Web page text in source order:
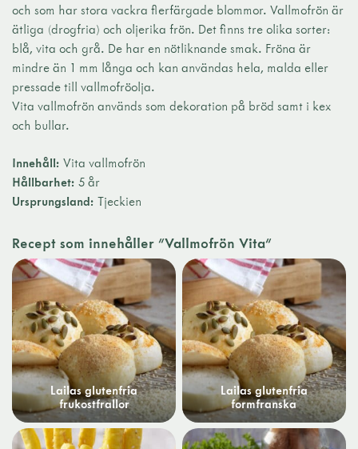
och som har stora vackra flerfärgade blommor. Vallmofrön är
ätliga (drogfria) och oljerika frön. Det finns tre olika sorter:
blå, vita och grå. De har en nötliknande smak. Fröna är
mindre än 1 mm långa och kan användas hela, malda eller
pressade till vallmofröolja.
Vita vallmofrön används som dekoration på bröd samt i kex
och bullar.
Innehåll: Vita vallmofrön
Hållbarhet: 5 år
Ursprungsland: Tjeckien
Recept som innehåller "Vallmofrön Vita"
Lailas glutenfria
frukostfrallor
Lailas glutenfria
formfranska